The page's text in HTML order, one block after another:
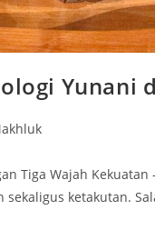
Yunani
Tiga Wajah
ketakutan.